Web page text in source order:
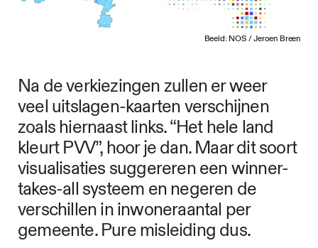
Beeld: NOS / Jeroen Breen
Na de verkiezingen zullen er weer
veel uitslagen-kaarten verschijnen
zoals hiernaast links. “Het hele land
kleurt PVV”, hoor je dan. Maar dit soort
visualisaties suggereren een winner-
takes-all systeem en negeren de
verschillen in inwoneraantal per
gemeente. Pure misleiding dus.